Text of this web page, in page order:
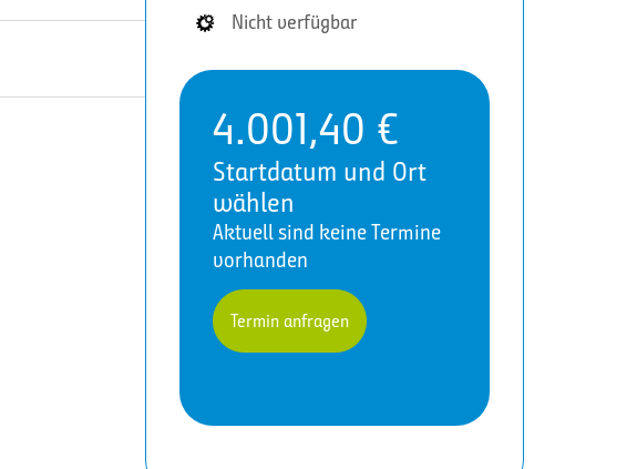
Nicht verfügbar
4.001,40 €
Startdatum und Ort
wählen
Aktuell sind keine Termine
vorhanden
Termin anfragen